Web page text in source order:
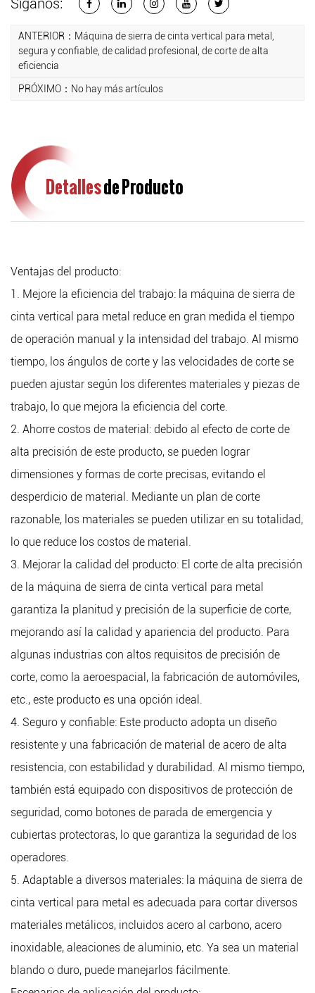
manipularlos fácilmente. Al mismo tiempo, el diseño
resistente también garantiza la estabilidad y seguridad de
la máquina.
humanizado, con una operación simple y conveniente. Está
Síganos:
ANTERIOR：Máquina de sierra de cinta vertical para metal,
segura y confiable, de calidad profesional, de corte de alta
eficiencia
PRÓXIMO：No hay más artículos
Detallesde Producto
Ventajas del producto:
1. Mejore la eficiencia del trabajo: la máquina de sierra de
cinta vertical para metal reduce en gran medida el tiempo
de operación manual y la intensidad del trabajo. Al mismo
tiempo, los ángulos de corte y las velocidades de corte se
pueden ajustar según los diferentes materiales y piezas de
trabajo, lo que mejora la eficiencia del corte.
2. Ahorre costos de material: debido al efecto de corte de
alta precisión de este producto, se pueden lograr
dimensiones y formas de corte precisas, evitando el
desperdicio de material. Mediante un plan de corte
razonable, los materiales se pueden utilizar en su totalidad,
lo que reduce los costos de material.
3. Mejorar la calidad del producto: El corte de alta precisión
de la máquina de sierra de cinta vertical para metal
garantiza la planitud y precisión de la superficie de corte,
mejorando así la calidad y apariencia del producto. Para
algunas industrias con altos requisitos de precisión de
corte, como la aeroespacial, la fabricación de automóviles,
etc., este producto es una opción ideal.
4. Seguro y confiable: Este producto adopta un diseño
resistente y una fabricación de material de acero de alta
resistencia, con estabilidad y durabilidad. Al mismo tiempo,
también está equipado con dispositivos de protección de
seguridad, como botones de parada de emergencia y
cubiertas protectoras, lo que garantiza la seguridad de los
operadores.
5. Adaptable a diversos materiales: la máquina de sierra de
cinta vertical para metal es adecuada para cortar diversos
materiales metálicos, incluidos acero al carbono, acero
inoxidable, aleaciones de aluminio, etc. Ya sea un material
blando o duro, puede manejarlos fácilmente.